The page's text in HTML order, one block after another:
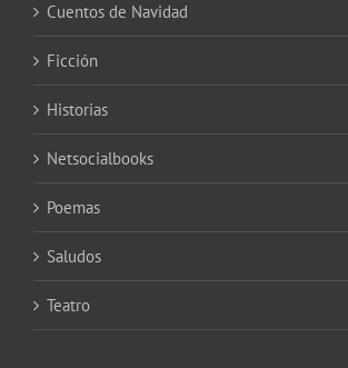
Cuentos de Navidad
Ficción
Historias
Netsocialbooks
Poemas
Saludos
Teatro